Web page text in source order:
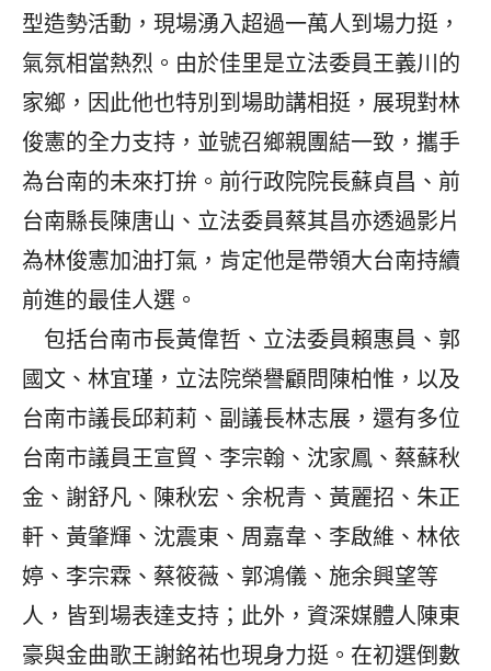
型造勢活動，現場湧入超過一萬人到場力挺，
氣氛相當熱烈。由於佳里是立法委員王義川的
家鄉，因此他也特別到場助講相挺，展現對林
俊憲的全力支持，並號召鄉親團結一致，攜手
為台南的未來打拚。前行政院院長蘇貞昌、前
台南縣長陳唐山、立法委員蔡其昌亦透過影片
為林俊憲加油打氣，肯定他是帶領大台南持續
前進的最佳人選。
包括台南市長黃偉哲、立法委員賴惠員、郭
國文、林宜瑾，立法院榮譽顧問陳柏惟，以及
台南市議長邱莉莉、副議長林志展，還有多位
台南市議員王宣貿、李宗翰、沈家鳳、蔡蘇秋
金、謝舒凡、陳秋宏、余柷青、黃麗招、朱正
軒、黃肇輝、沈震東、周嘉韋、李啟維、林依
婷、李宗霖、蔡筱薇、郭鴻儀、施余興望等
人，皆到場表達支持；此外，資深媒體人陳東
豪與金曲歌王謝銘祐也現身力挺。在初選倒數